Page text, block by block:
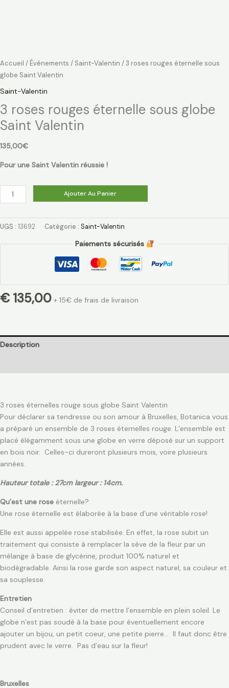
Accueil / Événements / Saint-Valentin / 3 roses rouges éternelle sous
globe Saint Valentin
Saint-Valentin
3 roses rouges éternelle sous globe
Saint Valentin
135,00€
Pour une Saint Valentin réussie !
Ajouter Au Panier
UGS : 13692 Catégorie : Saint-Valentin
Paiements sécurisés
€ 135,00 + 15€ de frais de livraison
Description
3 roses éternelles rouge sous globe Saint Valentin
Pour déclarer sa tendresse ou son amour à Bruxelles, Botanica vous
a préparé un ensemble de 3 roses éternelles rouge. L’ensemble est
placé élégamment sous une globe en verre déposé sur un support
en bois noir. Celles-ci dureront plusieurs mois, voire plusieurs
années.
Hauteur totale : 27cm largeur : 14cm.
Qu’est une rose éternelle?
Une rose éternelle est élaborée à la base d’une véritable rose!
Elle est aussi appelée rose stabilisée. En effet, la rose subit un
traitement qui consiste à remplacer la sève de la fleur par un
mélange à base de glycérine, produit 100% naturel et
biodégradable. Ainsi la rose garde son aspect naturel, sa couleur et
sa souplesse.
Entretien
Conseil d’entretien : éviter de mettre l’ensemble en plein soleil. Le
globe n’est pas soudé à la base pour éventuellement encore
ajouter un bijou, un petit coeur, une petite pierre… Il faut donc être
prudent avec le verre. Pas d’eau sur la fleur!
Bruxelles